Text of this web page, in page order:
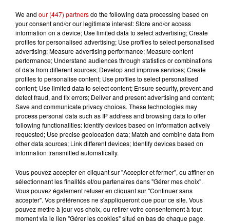
Podcasts Voir plus
Kelly Massol, figure
emblématique de
l'entrepreneuriat féminin
Aménager un school bus au
Canada et accueillir les bleus à
Boston,...
Born in the U.S.A - Bruce
We and our (447) partnersdo the following data processing based on
your consent and/or our legitimate interest: Store and/or access
information on a device; Use limited data to select advertising; Create
profiles for personalised advertising; Use profiles to select personalised
advertising; Measure advertising performance; Measure content
performance; Understand audiences through statistics or combinations
of data from different sources; Develop and improve services; Create
profiles to personalise content; Use profiles to select personalised
content; Use limited data to select content; Ensure security, prevent and
detect fraud, and fix errors; Deliver and present advertising and content;
Save and communicate privacy choices. These technologies may
process personal data such as IP address and browsing data to offer
following functionalities: Identify devices based on information actively
requested; Use precise geolocation data; Match and combine data from
other data sources; Link different devices; Identify devices based on
information transmitted automatically.
Vous pouvez accepter en cliquant sur "Accepter et fermer", ou affiner en
sélectionnant les finalités et/ou partenaires dans "Gérer mes choix".
Vous pouvez également refuser en cliquant sur "Continuer sans
accepter". Vos préférences ne s'appliqueront que pour ce site. Vous
pouvez mettre à jour vos choix, ou retirer votre consentement à tout
moment via le lien "Gérer les cookies" situé en bas de chaque page.